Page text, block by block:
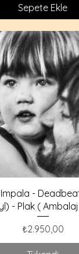
Sepete Ekle
-
- Plak (
Fiyat
₺2.950,00